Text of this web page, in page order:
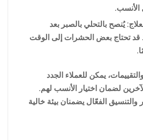
الأنسب.
يُنصح بالتحلي بالصبر بعد
قد تحتاج بعض الحشرات إلى الوقت
يمكن للعملاء الجدد
لضمان اختيار الأنسب لهم.
والتنسيق الفعّال يضمنان بيئة خالية